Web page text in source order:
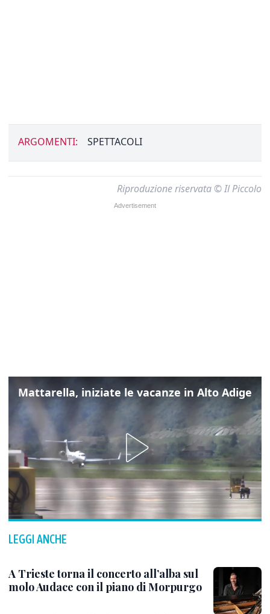
ARGOMENTI: SPETTACOLI
Riproduzione riservata © Il Piccolo
Mattarella, iniziate le vacanze in Alto Adige
LEGGI ANCHE
A Trieste torna il concerto all’alba sul
molo Audace con il piano di Morpurgo